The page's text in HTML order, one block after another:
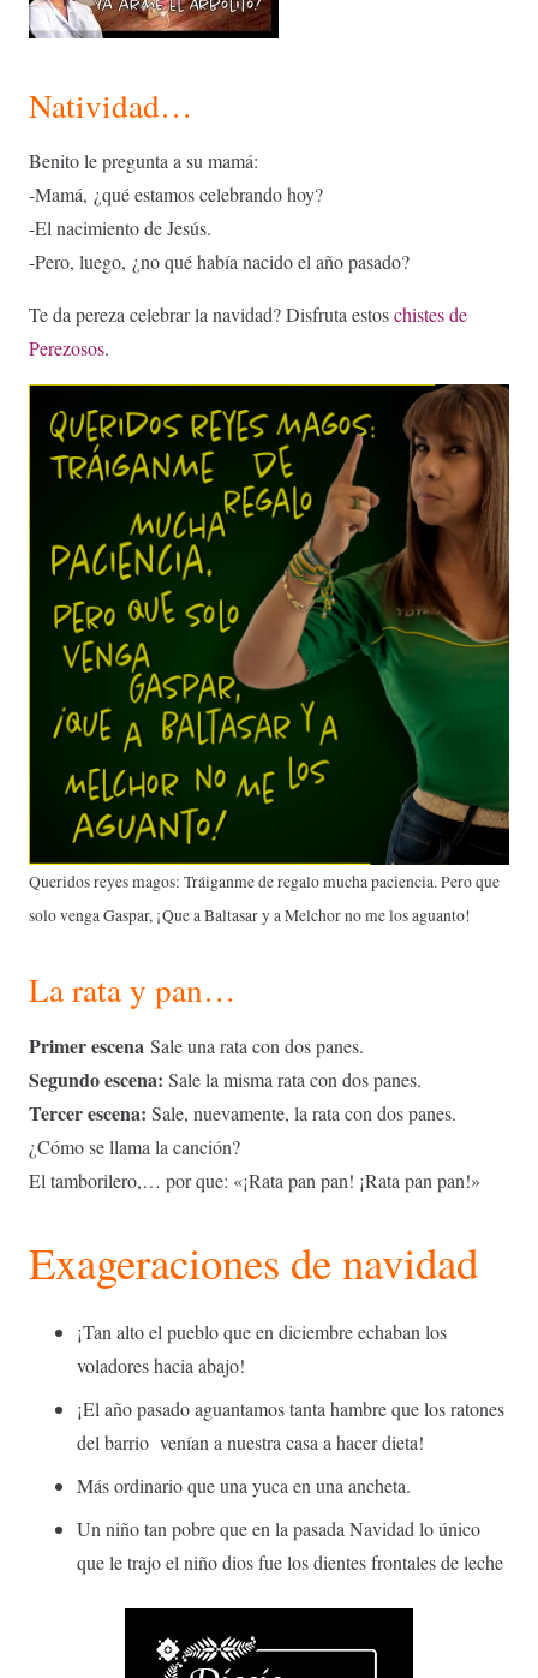
Natividad…
Benito le pregunta a su mamá:
-Mamá, ¿qué estamos celebrando hoy?
-El nacimiento de Jesús.
-Pero, luego, ¿no qué había nacido el año pasado?
Te da pereza celebrar la navidad? Disfruta estoschistes de
Perezosos.
Queridos reyes magos: Tráiganme de regalo mucha paciencia. Pero que
solo venga Gaspar, ¡Que a Baltasar y a Melchor no me los aguanto!
La rata y pan…
Primer escena Sale una rata con dos panes.
Segundo escena: Sale la misma rata con dos panes.
Tercer escena: Sale, nuevamente, la rata con dos panes.
¿Cómo se llama la canción?
El tamborilero,… por que: «¡Rata pan pan! ¡Rata pan pan!»
Exageraciones de navidad
¡Tan alto el pueblo que en diciembre echaban los
voladores hacia abajo!
¡El año pasado aguantamos tanta hambre que los ratones
del barrio venían a nuestra casa a hacer dieta!
Más ordinario que una yuca en una ancheta.
Un niño tan pobre que en la pasada Navidad lo único
que le trajo el niño dios fue los dientes frontales de leche